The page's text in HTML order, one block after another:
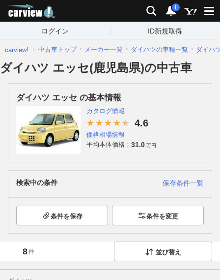
検索 通知
i
ログイン ID新規取得
carview! 中古車トップ メーカー一覧 ダイハツの車種一覧 ダイハ
ダイハツ エッセ(鹿児島県)の中古車
ダイハツ エッセ の基本情報
カタログ情報
4.6
価格相場情報
平均本体価格： 31.0 万円
検索中の条件 保存条件一覧
条件を保存 条件を変更
8件 並び替え